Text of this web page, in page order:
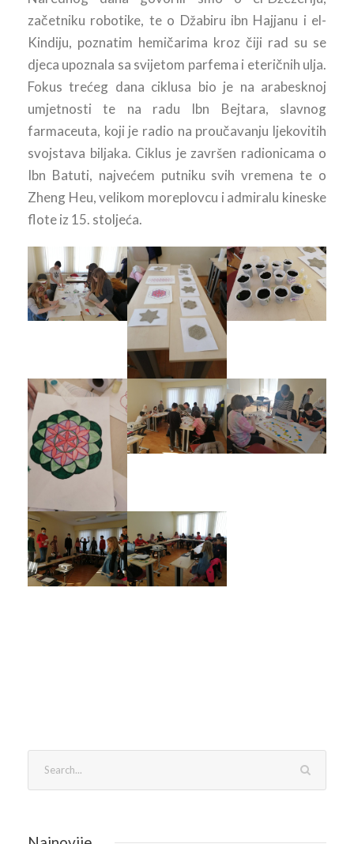
začetniku robotike, te o Džabiru ibn Hajjanu i el-
Kindiju, poznatim hemičarima kroz čiji rad su se
djeca upoznala sa svijetom parfema i eteričnih ulja.
Fokus trećeg dana ciklusa bio je na arabesknoj
umjetnosti te na radu Ibn Bejtara, slavnog
farmaceuta, koji je radio na proučavanju ljekovitih
svojstava biljaka. Ciklus je završen radionicama o
Ibn Batuti, najvećem putniku svih vremena te o
Zheng Heu, velikom moreplovcu i admiralu kineske
flote iz 15. stoljeća.